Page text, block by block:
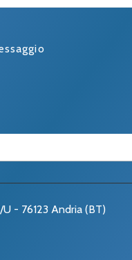
U - 76123 Andria (BT)